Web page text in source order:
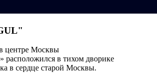
центре Москвы
расположился в тихом дворике
в сердце старой Москвы.